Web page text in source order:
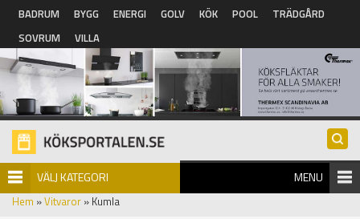
Hoppa till huvudinnehåll
BADRUM BYGG ENERGI GOLV KÖK POOL
TRÄDGÅRD
SOVRUM
VILLA
VÄLJ KATEGORI MENU
Hem »Vitvaror » Kumla